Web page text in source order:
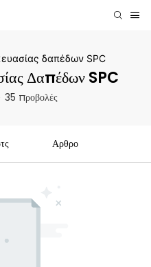
δαπέδων SPC
Δαπέδων SPC
35 προβολές
Αρθρο